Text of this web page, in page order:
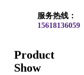
服务热线：
15618136059
Product
Show